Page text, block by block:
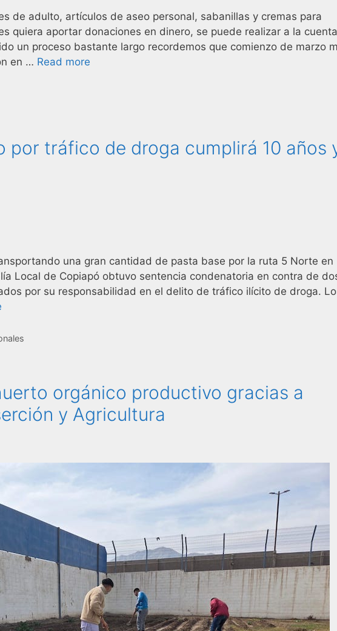
de adulto, artículos de aseo personal, sabanillas y cremas para
quiera aportar donaciones en dinero, se puede realizar a la cuenta
un proceso bastante largo recordemos que comienzo de marzo
en … Read more
por tráfico de droga cumplirá 10 años
una gran cantidad de pasta base por la ruta 5 Norte en
Local de Copiapó obtuvo sentencia condenatoria en contra de
por su responsabilidad en el delito de tráfico ilícito de droga.
orgánico productivo gracias a
y Agricultura